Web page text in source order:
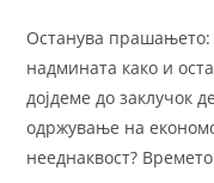
Останува
надмината како и
дојдеме до заклучок
одржување на
нееднаквост?